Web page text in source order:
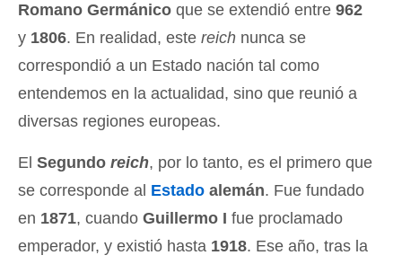
Romano Germánico que se extendió entre 962
y 1806. En realidad, este reich nunca se
correspondió a un Estado nación tal como
entendemos en la actualidad, sino que reunió a
diversas regiones europeas.
El Segundo reich, por lo tanto, es el primero que
se corresponde al Estado alemán. Fue fundado
en 1871, cuando Guillermo I fue proclamado
emperador, y existió hasta 1918. Ese año, tras la